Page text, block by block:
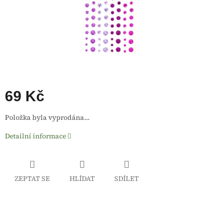
69 Kč
Měrná
cena:
Položka byla vyprodána…
Detailní informace
ZEPTAT SE HLÍDAT SDÍLET